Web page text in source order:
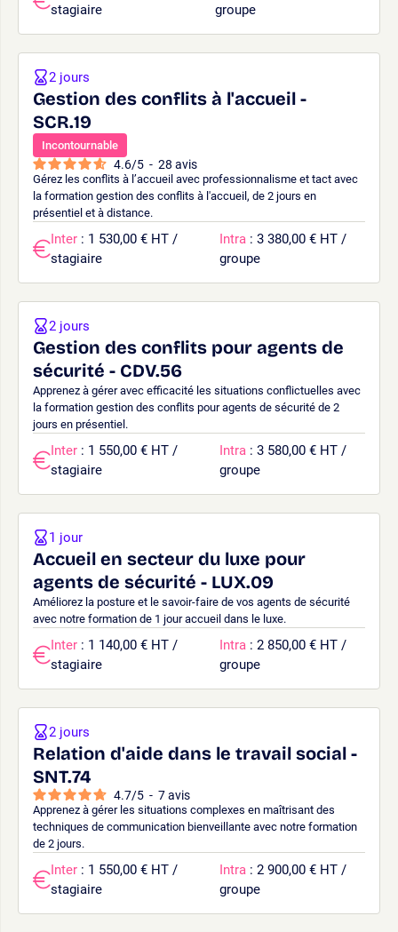
stagiaire
groupe
Gestion des conflits à l'accueil -
SCR.19
Incontournable
4.6/5 - 28 avis
Gérez les conflits à l’accueil avec professionnalisme et tact avec
la formation gestion des conflits à l'accueil, de 2 jours en
présentiel et à distance.
2 jours
Inter : 1 530,00 € HT /
stagiaire
Intra : 3 380,00 € HT /
groupe
Gestion des conflits pour agents de
sécurité - CDV.56
Apprenez à gérer avec efficacité les situations conflictuelles avec
la formation gestion des conflits pour agents de sécurité de 2
jours en présentiel.
2 jours
Inter : 1 550,00 € HT /
stagiaire
Intra : 3 580,00 € HT /
groupe
Accueil en secteur du luxe pour
agents de sécurité - LUX.09
Améliorez la posture et le savoir-faire de vos agents de sécurité
avec notre formation de 1 jour accueil dans le luxe.
1 jour
Inter : 1 140,00 € HT /
stagiaire
Intra : 2 850,00 € HT /
groupe
Relation d'aide dans le travail social -
SNT.74
4.7/5 - 7avis
Apprenez à gérer les situations complexes en maîtrisant des
techniques de communication bienveillante avec notre formation
de 2 jours.
2 jours
Inter : 1 550,00 € HT /
stagiaire
Intra : 2 900,00 € HT /
groupe